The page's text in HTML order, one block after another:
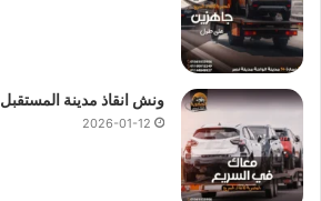
ونش انقاذ مدينة المستقبل
2026-01-12